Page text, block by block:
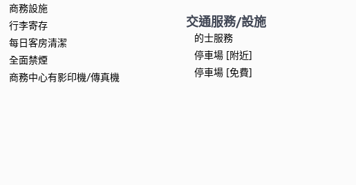
商務設施
行李寄存
每日客房清潔
全面禁煙
商務中心有影印機/傳真機
交通服務/設施
的士服務
停車場 [附近]
停車場 [免費]